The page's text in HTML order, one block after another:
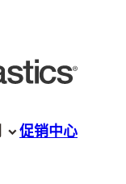
促销中心